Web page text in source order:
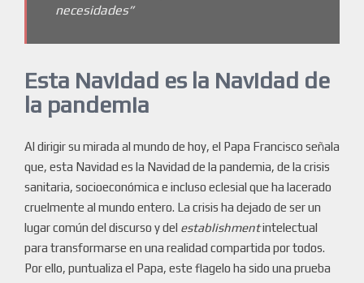
necesidades”
Esta Navidad es la Navidad de
la pandemia
Al dirigir su mirada al mundo de hoy, el Papa Francisco señala
que, esta Navidad es la Navidad de la pandemia, de la crisis
sanitaria, socioeconómica e incluso eclesial que ha lacerado
cruelmente al mundo entero. La crisis ha dejado de ser un
lugar común del discurso y del establishmentintelectual
para transformarse en una realidad compartida por todos.
Por ello, puntualiza el Papa, este flagelo ha sido una prueba